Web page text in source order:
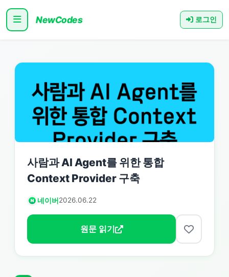
NewCodes 로그인
사람과 AI Agent를 위한 통합
Context Provider 구축
네이버2026.06.22
원문 읽기